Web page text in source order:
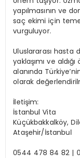
yapılmasının ve
saç ekimi için
vurguluyor.
Uluslararası hasta
yaklaşımı ve
alanında
olarak
İletişim:
İstanbul Vita
Küçükbakkalköy,
Ataşehir/İstanbul
0544 478 84 82 |